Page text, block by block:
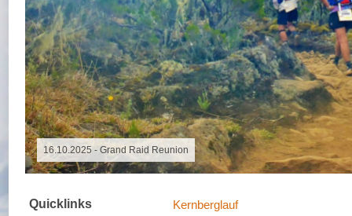
18.10.2025 - Altmühltrail
Quicklinks Kernberglauf